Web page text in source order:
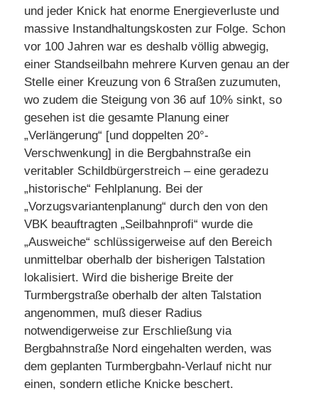
und jeder Knick hat enorme Energieverluste und
massive Instandhaltungskosten zur Folge. Schon
vor 100 Jahren war es deshalb völlig abwegig,
einer Standseilbahn mehrere Kurven genau an der
Stelle einer Kreuzung von 6 Straßen zuzumuten,
wo zudem die Steigung von 36 auf 10% sinkt, so
gesehen ist die gesamte Planung einer
„Verlängerung“ [und doppelten 20°-
Verschwenkung] in die Bergbahnstraße ein
veritabler Schildbürgerstreich – eine geradezu
„historische“ Fehlplanung. Bei der
„Vorzugsvariantenplanung“ durch den von den
VBK beauftragten „Seilbahnprofi“ wurde die
„Ausweiche“ schlüssigerweise auf den Bereich
unmittelbar oberhalb der bisherigen Talstation
lokalisiert. Wird die bisherige Breite der
Turmbergstraße oberhalb der alten Talstation
angenommen, muß dieser Radius
notwendigerweise zur Erschließung via
Bergbahnstraße Nord eingehalten werden, was
dem geplanten Turmbergbahn-Verlauf nicht nur
einen, sondern etliche Knicke beschert.